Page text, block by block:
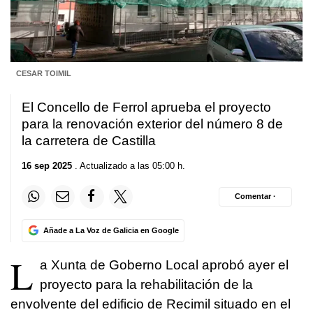
CESAR TOIMIL
El Concello de Ferrol aprueba el proyecto
para la renovación exterior del número 8 de
la carretera de Castilla
16 sep 2025 . Actualizado a las 05:00 h.
Añade a La Voz de Galicia en Google
Comentar ·
L a Xunta de Goberno Local aprobó ayer el
proyecto para la rehabilitación de la
envolvente del edificio de Recimil situado en el